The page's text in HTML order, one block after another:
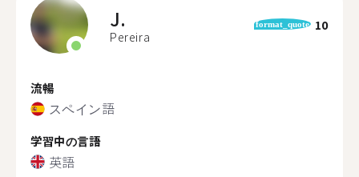
J.
Pereira
format_quote 10
流暢
スペイン語
学習中の言語
英語